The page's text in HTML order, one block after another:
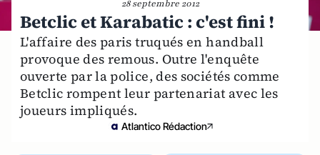
28 septembre 2012
Betclic et Karabatic : c'est fini !
L'affaire des paris truqués en handball
provoque des remous. Outre l'enquête
ouverte par la police, des sociétés comme
Betclic rompent leur partenariat avec les
joueurs impliqués.
Atlantico Rédaction